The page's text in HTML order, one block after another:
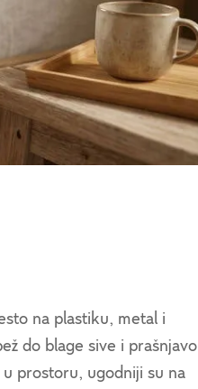
na plastiku, metal i
do blage sive i prašnjavo
prostoru, ugodniji su na